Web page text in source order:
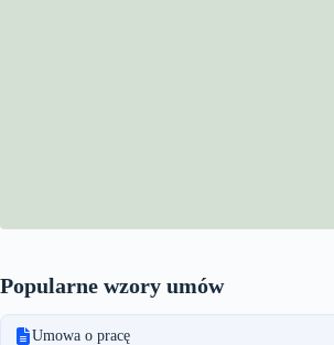
Popularne wzory umów
Umowa o pracę